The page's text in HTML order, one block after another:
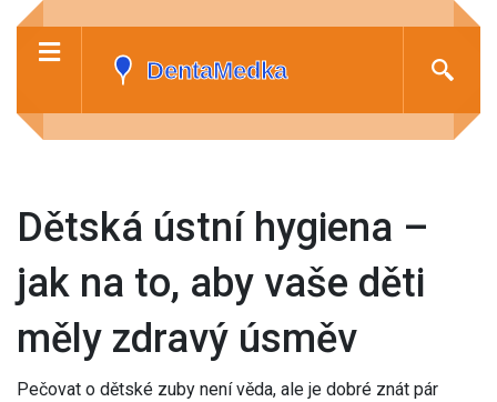
Dětská ústní hygiena –
jak na to, aby vaše děti
měly zdravý úsměv
Pečovat o dětské zuby není věda, ale je dobré znát pár